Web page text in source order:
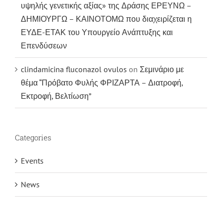
υψηλής γενετικής αξίας» της Δράσης ΕΡΕΥΝΩ –
ΔΗΜΙΟΥΡΓΩ – ΚΑΙΝΟΤΟΜΩ που διαχειρίζεται η
ΕΥΔΕ-ΕΤΑΚ του Υπουργείο Ανάπτυξης και
Επενδύσεων
clindamicina fluconazol ovulos on Σεμινάριο με
θέμα “Πρόβατο Φυλής ΦΡΙΖΑΡΤΑ – Διατροφή,
Εκτροφή, Βελτίωση”
Categories
Events
News